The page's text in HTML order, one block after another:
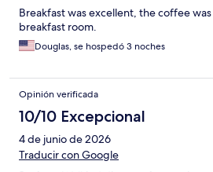
Breakfast was excellent, the coffee
breakfast room.
Douglas, se hospedó 3 noches
Opinión verificada
10/10 Excepcional
4 de junio de 2026
Traducir con Google